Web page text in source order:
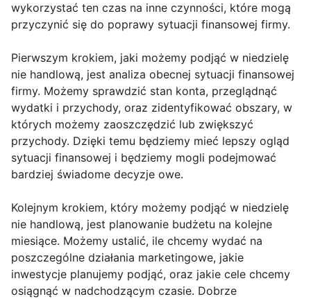
wykorzystać ten czas na inne czynności, które mogą
przyczynić się do poprawy sytuacji finansowej firmy.
Pierwszym krokiem, jaki możemy podjąć w niedzielę
nie handlową, jest analiza obecnej sytuacji finansowej
firmy. Możemy sprawdzić stan konta, przeglądnąć
wydatki i przychody, oraz zidentyfikować obszary, w
których możemy zaoszczędzić lub zwiększyć
przychody. Dzięki temu będziemy mieć lepszy ogląd
sytuacji finansowej i będziemy mogli podejmować
bardziej świadome decyzje owe.
Kolejnym krokiem, który możemy podjąć w niedzielę
nie handlową, jest planowanie budżetu na kolejne
miesiące. Możemy ustalić, ile chcemy wydać na
poszczególne działania marketingowe, jakie
inwestycje planujemy podjąć, oraz jakie cele chcemy
osiągnąć w nadchodzącym czasie. Dobrze